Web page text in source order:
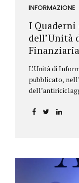
INFORMAZIONE
I
dell’Unità
Finanziaria
L’Unità di
pubblicato,
aggiornamenti
riguardano le
nazionale, e
eventuali